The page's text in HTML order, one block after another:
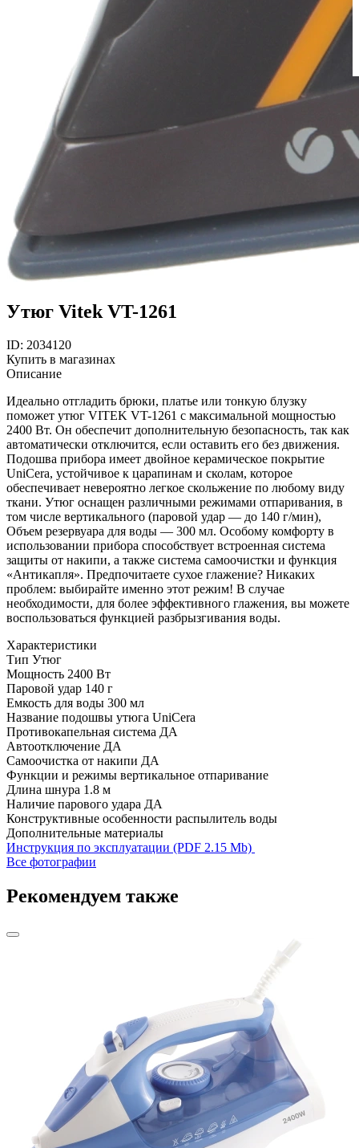
Утюг Vitek VT-1261
ID: 2034120
Купить в магазинах
Описание
Идеально отгладить брюки, платье или тонкую блузку
поможет утюг VITEK VT-1261 с максимальной мощностью
2400 Вт. Он обеспечит дополнительную безопасность, так как
автоматически отключится, если оставить его без движения.
Подошва прибора имеет двойное керамическое покрытие
UniCera, устойчивое к царапинам и сколам, которое
обеспечивает невероятно легкое скольжение по любому виду
ткани. Утюг оснащен различными режимами отпаривания, в
том числе вертикального (паровой удар — до 140 г/мин),
Объем резервуара для воды — 300 мл. Особому комфорту в
использовании прибора способствует встроенная система
защиты от накипи, а также система самоочистки и функция
«Антикапля». Предпочитаете сухое глажение? Никаких
проблем: выбирайте именно этот режим! В случае
необходимости, для более эффективного глажения, вы можете
воспользоваться функцией разбрызгивания воды.
Характеристики
Тип Утюг
Мощность 2400 Вт
Паровой удар 140 г
Емкость для воды 300 мл
Название подошвы утюга UniCera
Противокапельная система ДА
Автоотключение ДА
Самоочистка от накипи ДА
Функции и режимы вертикальное отпаривание
Длина шнура 1.8 м
Наличие парового удара ДА
Конструктивные особенности распылитель воды
Дополнительные материалы
Инструкция по эксплуатации (PDF 2.15 Mb)
Все фотографии
Рекомендуем также